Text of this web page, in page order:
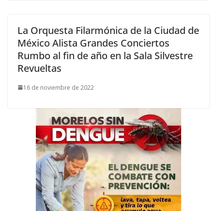
La Orquesta Filarmónica de la Ciudad de
México Alista Grandes Conciertos
Rumbo al fin de año en la Sala Silvestre
Revueltas
16 de noviembre de 2022